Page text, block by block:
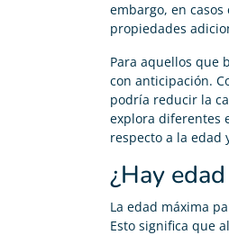
embargo, en
propiedades
Para aquellos que
con anticipación.
podría reducir la
explora diferentes
respecto a la edad
¿Hay
La edad máxima
Esto significa que